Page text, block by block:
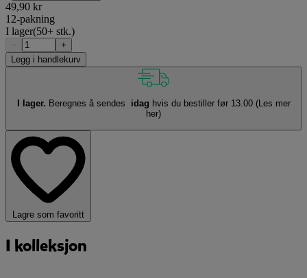
49,90 kr
12-pakning
I lager(50+ stk.)
−
+
Legg i handlekurv
I lager. Beregnes å sendes idag hvis du bestiller før 13.00 (Les mer
her)
Lagre som favoritt
I kolleksjon